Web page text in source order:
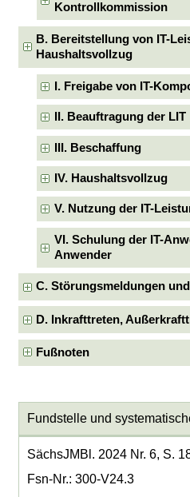
Kontrollkommission
B. Bereitstellung von IT-
Haushaltsvollzug
I. Freigabe von IT-
II. Beauftragung der LIT
III. Beschaffung
IV. Haushaltsvollzug
V. Nutzung der IT-
VI. Schulung der IT-
Anwender
C. Störungsmeldungen
D. Inkrafttreten,
Fußnoten
Fundstelle und
SächsJMBl. 2024 Nr. 6, S.
Fsn-Nr.: 300-V24.3